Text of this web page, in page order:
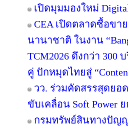
เปิดมุมมองใหม่
CEA เปิดตลาดซื้อขา
นานาชาติ ในงาน
TCM2026 ดึงกว่า 300
คู่ ปักหมุดไทยสู่
วว. ร่วมคัดสรรสุดยอ
ขับเคลื่อน Soft Power
กรมทรัพย์สินทางปัญญ